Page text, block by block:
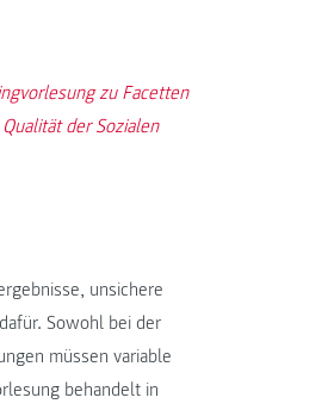
zu Facetten
der Sozialen
unsichere
Sowohl bei der
müssen variable
behandelt in